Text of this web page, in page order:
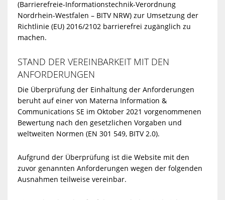
(Barrierefreie-Informationstechnik-Verordnung
Nordrhein-Westfalen – BITV NRW) zur Umsetzung der
Richtlinie (EU) 2016/2102 barrierefrei zugänglich zu
machen.
STAND DER VEREINBARKEIT MIT DEN
ANFORDERUNGEN
Die Überprüfung der Einhaltung der Anforderungen
beruht auf einer von Materna Information &
Communications SE im Oktober 2021 vorgenommenen
Bewertung nach den gesetzlichen Vorgaben und
weltweiten Normen (EN 301 549, BITV 2.0).
Aufgrund der Überprüfung ist die Website mit den
zuvor genannten Anforderungen wegen der folgenden
Ausnahmen teilweise vereinbar.